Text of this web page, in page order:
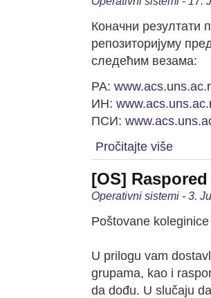
Коначни резултати
репозиторијуму
следећим везама:
РА:
ИН:
ПСИ:
Pročitajte više
[OS]
Operativni sistemi - 3.
Poštovane
U prilogu vam
grupama, kao i
da dođu. U slučaju